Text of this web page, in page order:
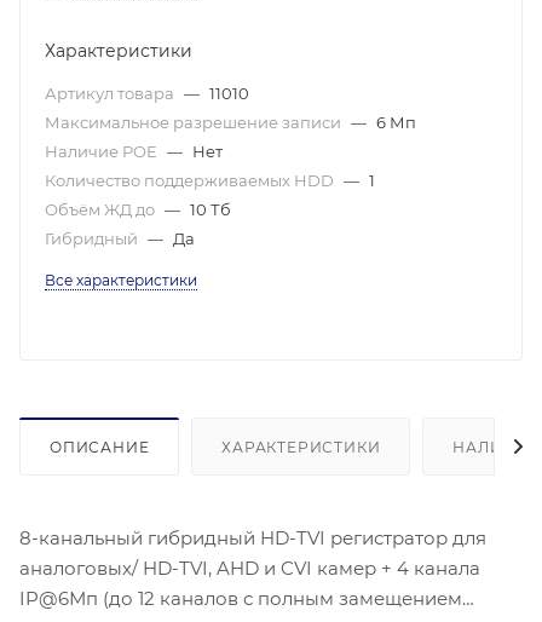
Характеристики
Артикул товара — 11010
Максимальное разрешение записи — 6 Мп
Наличие POE — Нет
Количество поддерживаемых HDD — 1
Объём ЖД до — 10 Тб
Гибридный — Да
Все характеристики
ОПИСАНИЕ ХАРАКТЕРИСТИКИ НАЛИЧИЕ
8-канальный гибридный HD-TVI регистратор для
аналоговых/ HD-TVI, AHD и CVI камер + 4 канала
IP@6Мп (до 12 каналов с полным замещением